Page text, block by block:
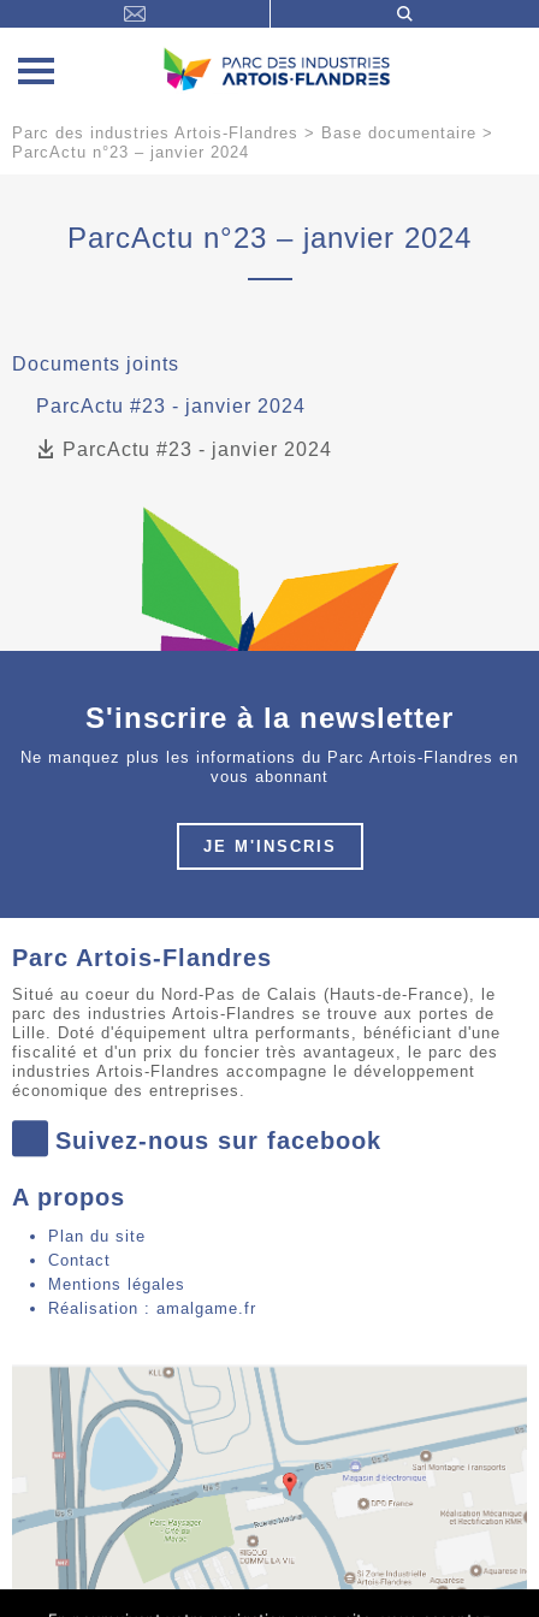
Parc des industries Artois-Flandres > Base documentaire >
ParcActu n°23 – janvier 2024
ParcActu n°23 – janvier 2024
Documents joints
ParcActu #23 - janvier 2024
ParcActu #23 - janvier 2024
S'inscrire à la newsletter
Ne manquez plus les informations du Parc Artois-Flandres en
vous abonnant
JE M'INSCRIS
Parc Artois-Flandres
Situé au coeur du Nord-Pas de Calais (Hauts-de-France), le
parc des industries Artois-Flandres se trouve aux portes de
Lille. Doté d'équipement ultra performants, bénéficiant d'une
fiscalité et d'un prix du foncier très avantageux, le parc des
industries Artois-Flandres accompagne le développement
économique des entreprises.
Suivez-nous sur facebook
A propos
Plan du site
Contact
Mentions légales
Réalisation : amalgame.fr